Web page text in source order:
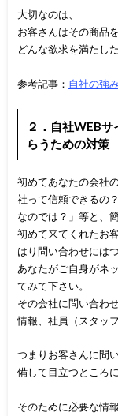
大切なのは、
お客さんはその商品
どんな欲求を満たし
参考記事： 自社の強
２．自社WEB
らうための対策
初めてあなたの会社
社って信頼できるの
なのでは？」等と、
初めて来てくれたお
はり問い合わせには
あなたがご自身がネ
てみて下さい。
その会社に問い合わ
情報、社員（スタッ
つまりお客さんに問
備して目立つところ
そのために必要な情